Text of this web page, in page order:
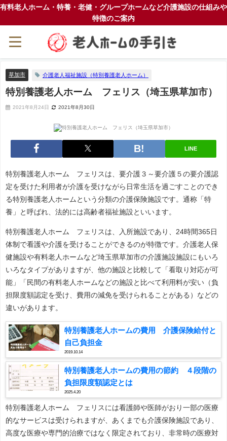
有料老人ホーム・特養・老健・グループホームなど介護施設の仕組みや
特徴のご案内
草加市 介護老人福祉施設（特別養護老人ホーム）
特別養護老人ホーム フェリス（埼玉県草加市）
2021年8月24日 2021年8月30日
LINE
特別養護老人ホーム フェリスは、要介護３～要介護５の要介護認
定を受けた利用者が介護を受けながら日常生活を過ごすことのでき
る特別養護老人ホームという分類の介護保険施設です。通称「特
養」と呼ばれ、法的には高齢者福祉施設といいます。
特別養護老人ホーム フェリスは、入所施設であり、24時間365日
体制で看護や介護を受けることができるのが特徴です。介護老人保
健施設や有料老人ホームなど埼玉県草加市の介護施設施設にもいろ
いろなタイプがありますが、他の施設と比較して「看取り対応が可
能」「民間の有料老人ホームなどの施設と比べて利用料が安い（負
担限度額認定を受け、費用の減免を受けられることがある）などの
違いがあります。
特別養護老人ホームの費用 介護保険給付と
自己負担金
2019.10.14
特別養護老人ホームの費用の節約 ４段階の
負担限度額認定とは
2025.4.20
特別養護老人ホーム フェリスには看護師や医師がおり一部の医療
的なサービスは受けられますが、あくまでも介護保険施設であり、
高度な医療や専門的治療ではなく限定されており、非常時の医療対